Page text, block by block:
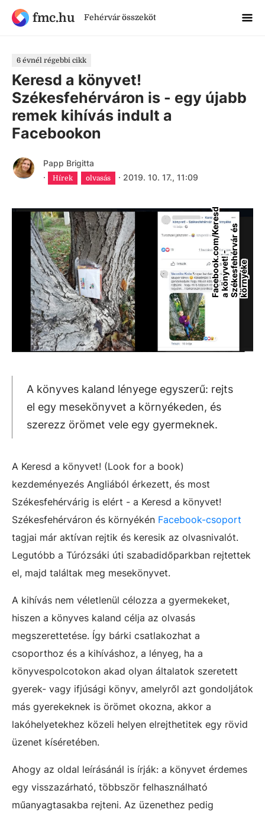
fmc.hu Fehérvár összeköt
6 évnél régebbi cikk
Keresd a könyvet!
Székesfehérváron is - egy újabb
remek kihívás indult a
Facebookon
Papp Brigitta
·
Hírek olvasás · 2019. 10. 17., 11:09
F
a
c
e
b
o
o
k
.c
o
m
/
K
e
r
e
s
d
a
k
ö
n
y
v
e t
!-
S
z
é
k
e
s
f e
hé
r
v
á
r
és
k
ö
r
n
y
é
k e
A könyves kaland lényege egyszerű: rejts
el egy mesekönyvet a környékeden, és
szerezz örömet vele egy gyermeknek.
A Keresd a könyvet! (Look for a book)
kezdeményezés Angliából érkezett, és most
Székesfehérvárig is elért - a Keresd a könyvet!
Székesfehérváron és környékén Facebook-csoport
tagjai már aktívan rejtik és keresik az olvasnivalót.
Legutóbb a Túrózsáki úti szabadidőparkban rejtettek
el, majd találtak meg mesekönyvet.
A kihívás nem véletlenül célozza a gyermekeket,
hiszen a könyves kaland célja az olvasás
megszerettetése. Így bárki csatlakozhat a
csoporthoz és a kihíváshoz, a lényeg, ha a
könyvespolcotokon akad olyan általatok szeretett
gyerek- vagy ifjúsági könyv, amelyről azt gondoljátok
más gyerekeknek is örömet okozna, akkor a
lakóhelyetekhez közeli helyen elrejthetitek egy rövid
üzenet kíséretében.
Ahogy az oldal leírásánál is írják: a könyvet érdemes
egy visszazárható, többször felhasználható
műanyagtasakba rejteni. Az üzenethez pedig